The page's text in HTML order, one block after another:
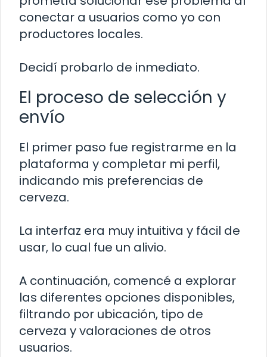
conectar a usuarios como yo con
productores locales.
Decidí probarlo de inmediato.
El proceso de selección y
envío
El primer paso fue registrarme en la
plataforma y completar mi perfil,
indicando mis preferencias de
cerveza.
La interfaz era muy intuitiva y fácil de
usar, lo cual fue un alivio.
A continuación, comencé a explorar
las diferentes opciones disponibles,
filtrando por ubicación, tipo de
cerveza y valoraciones de otros
usuarios.